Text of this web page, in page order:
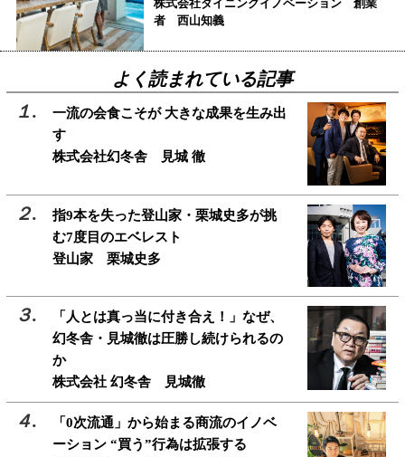
株式会社ダイニングイノベーション 創業
者 西山知義
よく読まれている記事
一流の会食こそが 大きな成果を生み出
す
株式会社幻冬舎 見城 徹
指9本を失った登山家・栗城史多が挑
む7度目のエベレスト
登山家 栗城史多
「人とは真っ当に付き合え！」なぜ、
幻冬舎・見城徹は圧勝し続けられるの
か
株式会社 幻冬舎 見城徹
「0次流通」から始まる商流のイノベ
ーション “買う”行為は拡張する